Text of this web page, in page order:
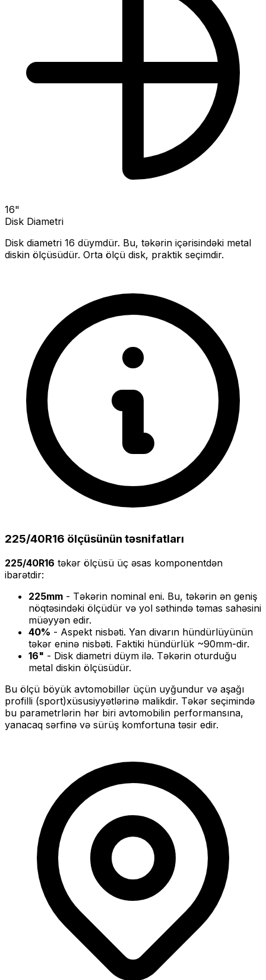
16"
Disk Diametri
Disk diametri 16 düymdür. Bu, təkərin içərisindəki metal
diskin ölçüsüdür. Orta ölçü disk, praktik seçimdir.
225/40R16 ölçüsünün təsnifatları
225/40R16 təkər ölçüsü üç əsas komponentdən
ibarətdir:
225mm - Təkərin nominal eni. Bu, təkərin ən geniş
nöqtəsindəki ölçüdür və yol səthində təmas sahəsini
müəyyən edir.
40% - Aspekt nisbəti. Yan divarın hündürlüyünün
təkər eninə nisbəti. Faktiki hündürlük ~90mm-dir.
16" - Disk diametri düym ilə. Təkərin oturduğu
metal diskin ölçüsüdür.
Bu ölçü böyük avtomobillər üçün uyğundur və aşağı
profilli (sport)xüsusiyyətlərinə malikdir. Təkər seçimində
bu parametrlərin hər biri avtomobilin performansına,
yanacaq sərfinə və sürüş komfortuna təsir edir.